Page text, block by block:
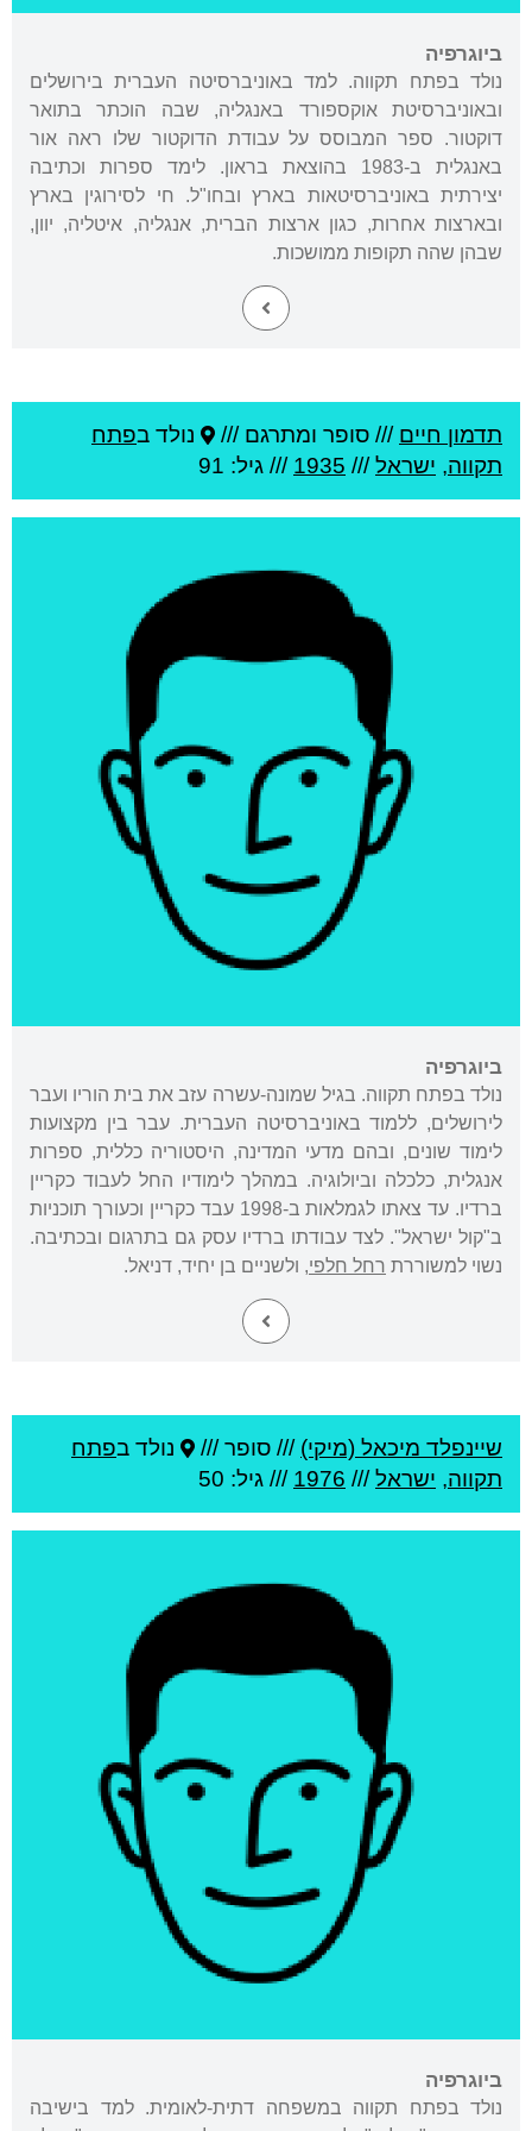
ביוגרפיה
נולד בפתח תקווה. למד באוניברסיטה העברית בירושלים
ובאוניברסיטת אוקספורד באנגליה, שבה הוכתר בתואר
דוקטור. ספר המבוסס על עבודת הדוקטור שלו ראה אור
באנגלית ב-1983 בהוצאת בראון. לימד ספרות וכתיבה
יצירתית באוניברסיטאות בארץ ובחו"ל. חי לסירוגין בארץ
ובארצות אחרות, כגון ארצות הברית, אנגליה, איטליה, יוון,
שבהן שהה תקופות ממושכות.
תדמון חיים /// סופר ומתרגם /// נולד בפתח
תקווה, ישראל///
1935 /// גיל: 91
ביוגרפיה
נולד בפתח תקווה. בגיל שמונה-עשרה עזב את בית הוריו ועבר
לירושלים, ללמוד באוניברסיטה העברית. עבר בין מקצועות
לימוד שונים, ובהם מדעי המדינה, היסטוריה כללית, ספרות
אנגלית, כלכלה וביולוגיה. במהלך לימודיו החל לעבוד כקריין
ברדיו. עד צאתו לגמלאות ב-1998 עבד כקריין וכעורך תוכניות
ב"קול ישראל". לצד עבודתו ברדיו עסק גם בתרגום ובכתיבה.
נשוי למשוררת רחל חלפי, ולשניים בן יחיד, דניאל.
שיינפלד מיכאל (מיקי) /// סופר /// נולד בפתח
תקווה, ישראל///
1976 /// גיל: 50
ביוגרפיה
נולד בפתח תקווה במשפחה דתית-לאומית. למד בישיבה